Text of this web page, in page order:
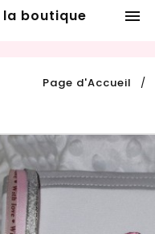
la boutique 
Page d'Accueil